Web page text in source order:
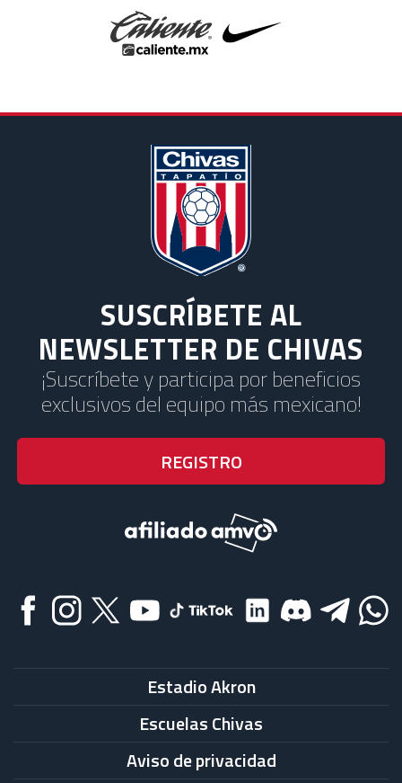
SUSCRÍBETE AL
NEWSLETTER DE CHIVAS
¡Suscríbete y participa por beneficios
exclusivos del equipo más mexicano!
Estadio Akron
Escuelas Chivas
Aviso de privacidad